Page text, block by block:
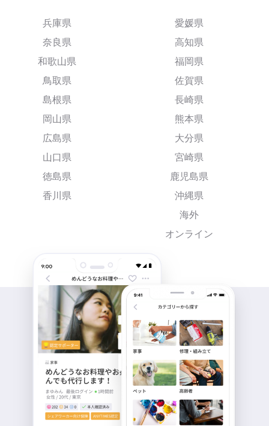
兵庫県
奈良県
和歌山県
鳥取県
島根県
岡山県
広島県
山口県
徳島県
香川県
愛媛県
高知県
福岡県
佐賀県
長崎県
熊本県
大分県
宮崎県
鹿児島県
沖縄県
海外
オンライン